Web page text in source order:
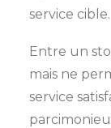
service cible.
Entre un
mais ne
service